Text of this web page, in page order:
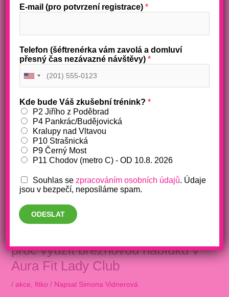
proč využít březnovou nabídku v
Aura Fit Lady Club
/ akce fitko / Napsal Simona Vidnerová
E-mail (pro potvrzení registrace)*
Telefon (šéftrenérka vám zavolá a domluví
přesný čas nezávazné návštěvy)*
Kde bude Váš zkušební trénink?*
P2 Jiřího z Poděbrad
P4 Pankrác/Budějovická
Kralupy nad Vltavou
P10 Strašnická
P9 Černý Most
P11 Chodov (metro C) - OD 10.8. 2026
Souhlas sezpracováním osobních údajů. Údaje
jsou v bezpečí, neposíláme spam.
ODESLAT